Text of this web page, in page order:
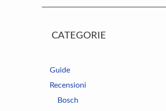
CATEGORIE
Guide
Recensioni
Bosch